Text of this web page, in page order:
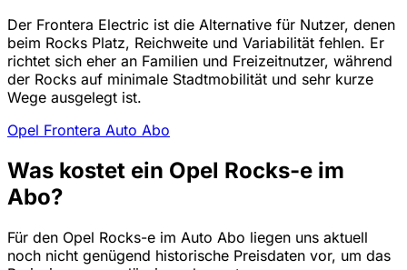
Der Frontera Electric ist die Alternative für Nutzer, denen
beim Rocks Platz, Reichweite und Variabilität fehlen. Er
richtet sich eher an Familien und Freizeitnutzer, während
der Rocks auf minimale Stadtmobilität und sehr kurze
Wege ausgelegt ist.
Opel Frontera Auto Abo
Was kostet ein Opel Rocks-e im
Abo?
Für den Opel Rocks-e im Auto Abo liegen uns aktuell
noch nicht genügend historische Preisdaten vor, um das